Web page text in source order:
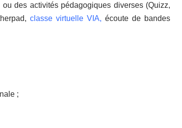
des activités pédagogiques diverses (Quizz,
classe virtuelle VIA, écoute de bandes
;